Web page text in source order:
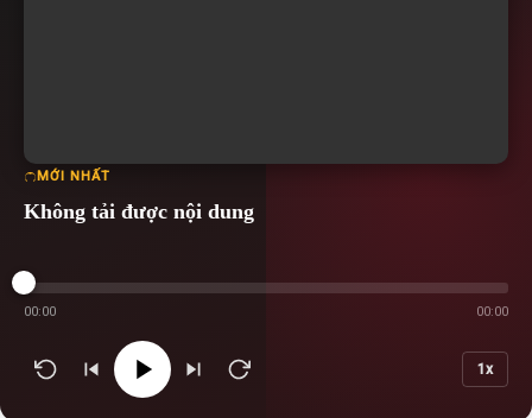
MỚI NHẤT
Không tải được nội dung
00:00 00:00
1x